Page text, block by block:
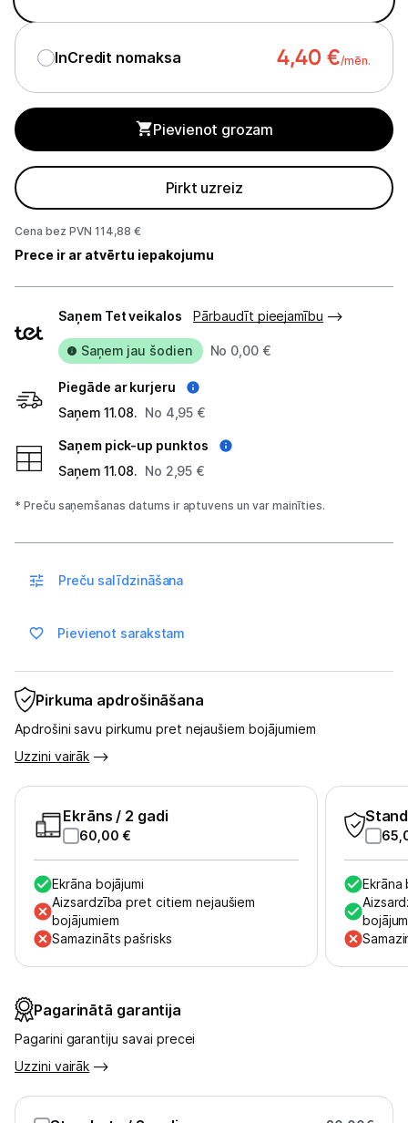
Viedierīces
Sadzīves tehnika
Skaistumkopšana
Sports un atpūta
Ražotāju atjaunota tehnika
Vēlmju saraksts
Blogs
Piegāde un apmaksa
Tehnikas izvešana
Uzņēmumiem
Kontakti
Informācija
InCredit nomaksa 4,40 €/mēn.
Pievienot grozam
Pirkt uzreiz
Cena bez PVN 114,88 €
Prece ir ar atvērtu iepakojumu
veidi
Saņem Tet veikalos Pārbaudīt pieejamību
Saņem jau šodien No 0,00 €
Piegāde ar kurjeru
Saņem 11.08. No 4,95 €
Saņem pick-up punktos
Saņem 11.08. No 2,95 €
* Preču saņemšanas datums ir aptuvens un var mainīties.
Preču salīdzināšana
Pievienot sarakstam
Pirkuma apdrošināšana
Apdrošini savu pirkumu pret nejaušiem bojājumiem
Uzzini vairāk
Ekrāns / 2 gadi
60,00 €
Ekrāna bojājumi
Aizsardzība pret citiem nejaušiem
bojājumiem
Samazināts pašrisks
Ekrāna
Pagarinātā garantija
Pagarini garantiju savai precei
Uzzini vairāk